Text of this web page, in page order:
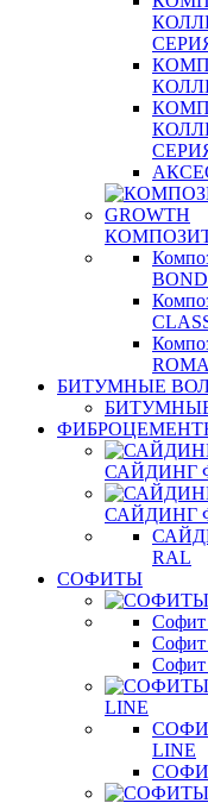
БИТУМНЫЕ
САЙДИНГ
САЙДИНГ
RAL
СОФИТЫ
Софит
LINE
LINE